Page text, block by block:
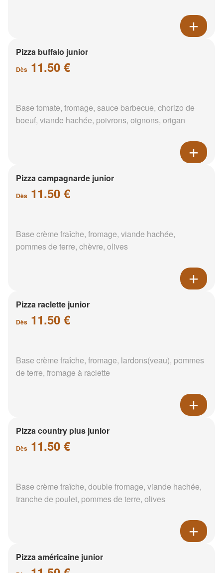
Pizza buffalo junior
Dès 11.50 €
Base tomate, fromage, sauce barbecue, chorizo de
boeuf, viande hachée, poivrons, oignons, origan
Pizza campagnarde junior
Dès 11.50 €
Base crème fraîche, fromage, viande hachée,
pommes de terre, chèvre, olives
Pizza raclette junior
Dès 11.50 €
Base crème fraîche, fromage, lardons(veau), pommes
de terre, fromage à raclette
Pizza country plus junior
Dès 11.50 €
Base crème fraîche, double fromage, viande hachée,
tranche de poulet, pommes de terre, olives
Pizza américaine junior